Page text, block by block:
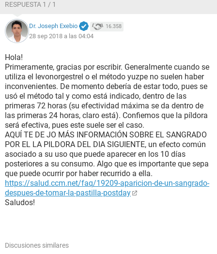
RESPUESTA 1 / 1
Dr. Joseph Exebio 16.358
28 sep 2018 a las 04:04
Hola!
Primeramente, gracias por escribir. Generalmente cuando se
utiliza el levonorgestrel o el método yuzpe no suelen haber
inconvenientes. De momento debería de estar todo, pues se
usó el método tal y como está indicado, dentro de las
primeras 72 horas (su efectividad máxima se da dentro de
las primeras 24 horas, claro está). Confiemos que la píldora
será efectiva, pues este suele ser el caso.
AQUÍ TE DE JO MÁS INFORMACIÓN SOBRE EL SANGRADO
POR EL LA PILDORA DEL DIA SIGUIENTE, un efecto común
asociado a su uso que puede aparecer en los 10 días
posteriores a su consumo. Algo que es importante que sepa
que puede ocurrir por haber recurrido a ella.
https://salud.ccm.net/faq/19209-aparicion-de-un-sangrado-
despues-de-tomar-la-pastilla-postday
Saludos!
Discusiones similares